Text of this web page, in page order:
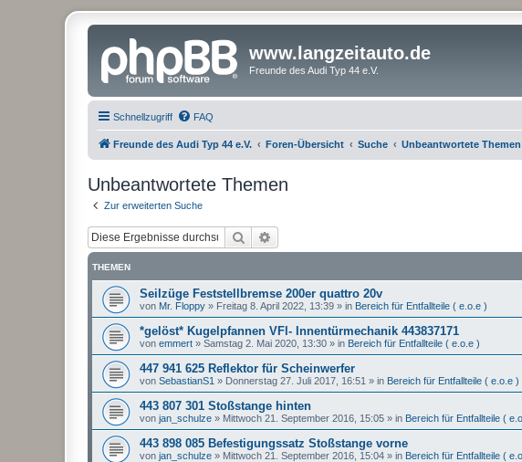
www.langzeitauto.de
Freunde des Audi Typ 44 e.V.
Schnellzugriff FAQ
Freunde des Audi Typ 44 e.V. Foren-Übersicht Suche Unbeantwortete Themen
Unbeantwortete Themen
Zur erweiterten Suche
Suche
THEMEN
Seilzüge Feststellbremse 200er quattro 20v
von Mr. Floppy » Freitag 8. April 2022, 13:39 » in Bereich für Entfallteile ( e.o.e )
*gelöst* Kugelpfannen VFl- Innentürmechanik 443837171
von emmert » Samstag 2. Mai 2020, 13:30 » in Bereich für Entfallteile ( e.o.e )
447 941 625 Reflektor für Scheinwerfer
von SebastianS1 » Donnerstag 27. Juli 2017, 16:51 » in Bereich für Entfallteile ( e.o.e )
443 807 301 Stoßstange hinten
von jan_schulze » Mittwoch 21. September 2016, 15:05 » in Bereich für Entfallteile (
443 898 085 Befestigungssatz Stoßstange vorne
von jan_schulze » Mittwoch 21. September 2016, 15:04 » in Bereich für Entfallteile (